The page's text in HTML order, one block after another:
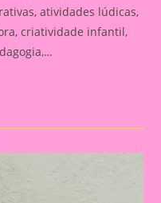
atividades lúdicas,
criatividade infantil,